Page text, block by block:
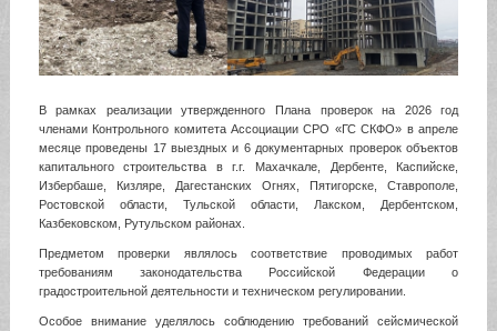
В рамках реализации утвержденного Плана проверок на 2026 год
членами Контрольного комитета Ассоциации СРО «ГС СКФО» в апреле
месяце проведены 17 выездных и 6 документарных проверок объектов
капитального строительства в г.г. Махачкале, Дербенте, Каспийске,
Избербаше, Кизляре, Дагестанских Огнях, Пятигорске, Ставрополе,
Ростовской области, Тульской области, Лакском, Дербентском,
Казбековском, Рутульском районах.
Предметом проверки являлось соответствие проводимых работ
требованиям законодательства Российской Федерации о
градостроительной деятельности и техническом регулировании.
Особое внимание уделялось соблюдению требований сейсмической